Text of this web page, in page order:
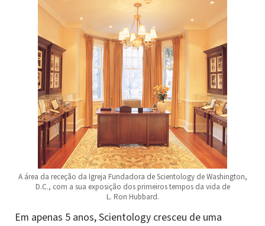
A área da receção da Igreja Fundadora de Scientology de Washington,
D.C., com a sua exposição dos primeiros tempos da vida de
L. Ron Hubbard.
Em apenas 5 anos, Scientology cresceu de uma